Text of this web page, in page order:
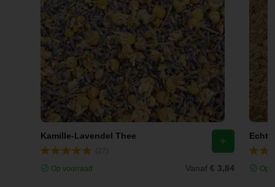
Kamille-Lavendel Thee
Op voorraad Vanaf € 3,84 Op